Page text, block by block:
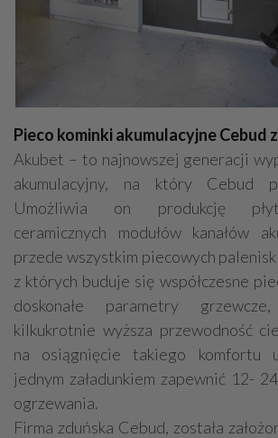
Pieco kominki akumulacyjne Cebud
Akubet – to najnowszej generacji
akumulacyjny, na który Cebud
Umożliwia on produkcję
ceramicznych modułów kanałów
przede wszystkim piecowych
z których buduje się współczesne
doskonałe parametry
kilkukrotnie wyższa przewodność
na osiągnięcie takiego komfortu
jednym załadunkiem zapewnić 12-
ogrzewania.
Firma zduńska Cebud, została